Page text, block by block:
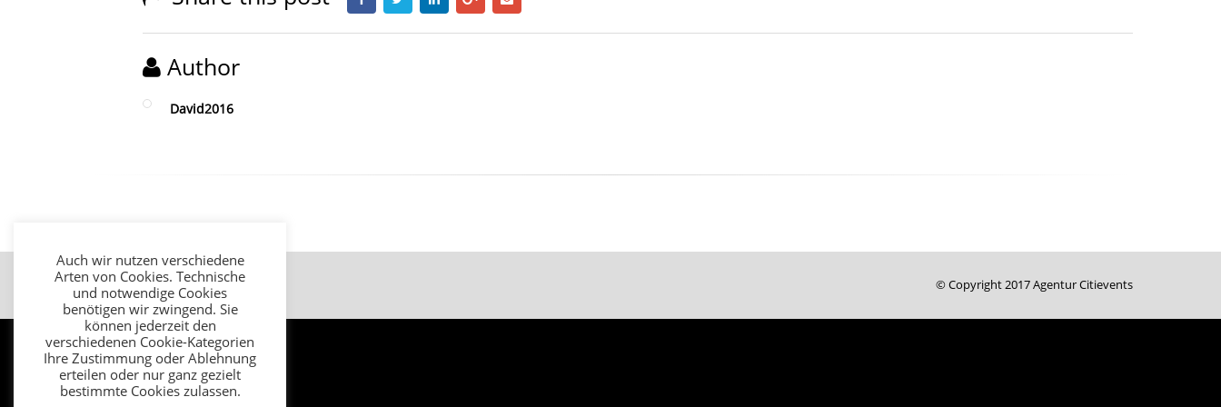
Author
David2016
Impressum Datenschutz © Copyright 2017 Agentur Citievents
Auch wir nutzen verschiedene
Arten von Cookies. Technische
und notwendige Cookies
benötigen wir zwingend. Sie
können jederzeit den
verschiedenen Cookie-Kategorien
Ihre Zustimmung oder Ablehnung
erteilen oder nur ganz gezielt
bestimmte Cookies zulassen.